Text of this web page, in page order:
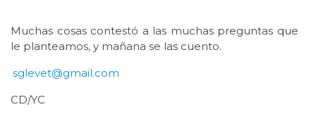
Muchas cosas contestó a las muchas preguntas que
le planteamos, y mañana se las cuento.
sglevet@gmail.com
CD/YC